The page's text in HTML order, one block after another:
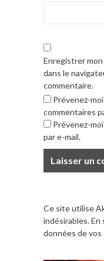
Enregistrer
dans le
commentaire.
Prévenez-
commentaires
Prévenez-
par e-mail.
Ce site utilise
indésirables.En
données de